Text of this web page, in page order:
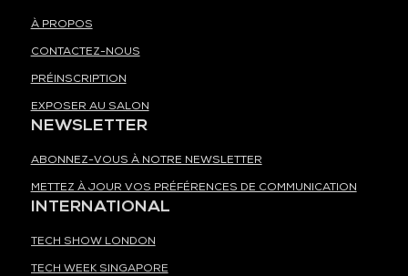
À PROPOS
CONTACTEZ-NOUS
PRÉINSCRIPTION
EXPOSER AU SALON
NEWSLETTER
ABONNEZ-VOUS À NOTRE NEWSLETTER
METTEZ À JOUR VOS PRÉFÉRENCES DE COMMUNICATION
INTERNATIONAL
TECH SHOW LONDON
TECH WEEK SINGAPORE